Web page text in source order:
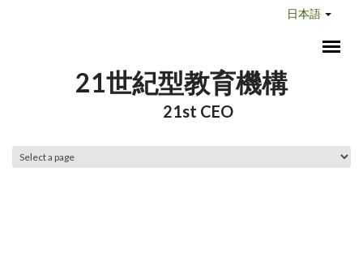
日本語
21世紀型教育機構
21st CEO